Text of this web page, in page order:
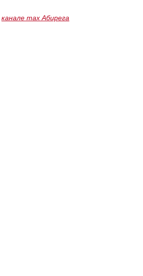
канале max Абирега